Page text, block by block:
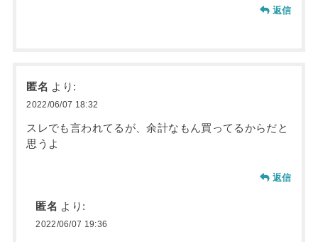
返信
匿名 より:
2022/06/07 18:32
スレでも言われてるが、余計なもん買ってるからだと
思うよ
返信
匿名 より:
2022/06/07 19:36